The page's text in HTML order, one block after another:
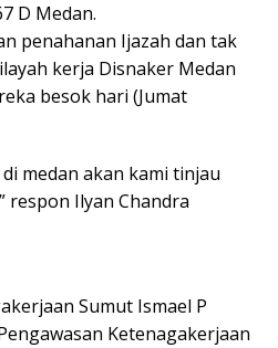
D Medan.
penahanan Ijazah dan tak
kerja Disnaker Medan
besok hari (Jumat
medan akan kami tinjau
respon Ilyan Chandra
Sumut Ismael P
Ketenagakerjaan